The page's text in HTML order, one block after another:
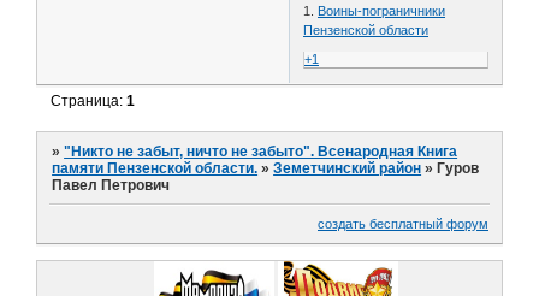
1. Воины-пограничники
Пензенской области
+1
Страница:1
»"Никто не забыт, ничто не забыто". Всенародная Книга
памяти Пензенской области. »Земетчинский район » Гуров
Павел Петрович
создать бесплатный форум